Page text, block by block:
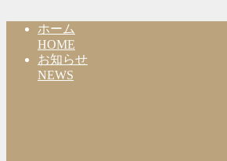
ホーム
HOME
お知らせ
NEWS